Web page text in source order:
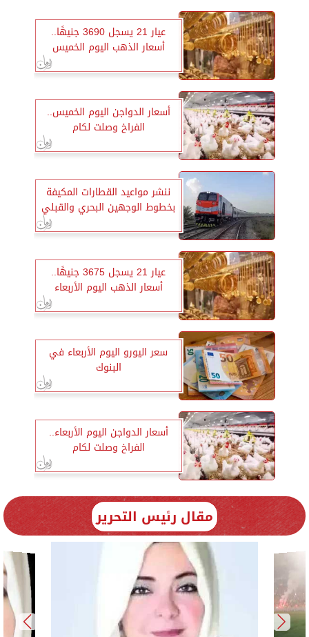
عيار 21 يسجل 3690 جنيهًا..
أسعار الذهب اليوم الخميس
أسعار الدواجن اليوم الخميس..
الفراخ وصلت لكام
ننشر مواعيد القطارات المكيفة
بخطوط الوجهين البحري والقبلي
عيار 21 يسجل 3675 جنيهًا..
أسعار الذهب اليوم الأربعاء
سعر اليورو اليوم الأربعاء في
البنوك
أسعار الدواجن اليوم الأربعاء..
الفراخ وصلت لكام
مقال رئيس التحرير